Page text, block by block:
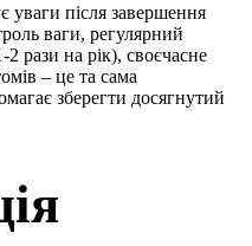
уваги після завершення
ваги, регулярний
рази на рік), своєчасне
– це та сама
зберегти досягнутий